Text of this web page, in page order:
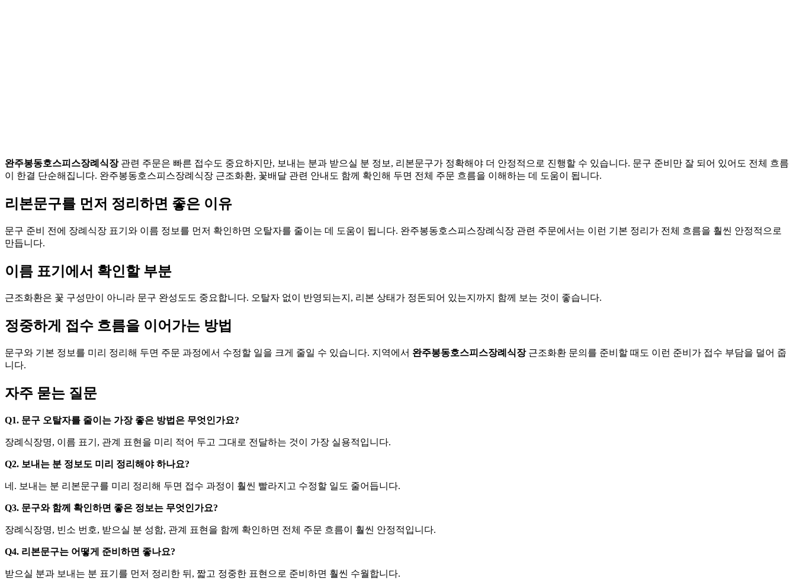
완주봉동호스피스장례식장관련 주문은 빠른 접수도 중요하지만, 보내는 분과 받으실 분 정보, 리본문구가 정확해야 더 안정적으로 진행할 수 있습니다. 문구 준비만 잘 되어 있어도 전체 흐름
이 한결 단순해집니다. 완주봉동호스피스장례식장 근조화환, 꽃배달 관련 안내도 함께 확인해 두면 전체 주문 흐름을 이해하는 데 도움이 됩니다.
리본문구를 먼저 정리하면 좋은 이유
문구 준비 전에 장례식장 표기와 이름 정보를 먼저 확인하면 오탈자를 줄이는 데 도움이 됩니다. 완주봉동호스피스장례식장 관련 주문에서는 이런 기본 정리가 전체 흐름을 훨씬 안정적으로
만듭니다.
이름 표기에서 확인할 부분
근조화환은 꽃 구성만이 아니라 문구 완성도도 중요합니다. 오탈자 없이 반영되는지, 리본 상태가 정돈되어 있는지까지 함께 보는 것이 좋습니다.
정중하게 접수 흐름을 이어가는 방법
문구와 기본 정보를 미리 정리해 두면 주문 과정에서 수정할 일을 크게 줄일 수 있습니다. 지역에서 완주봉동호스피스장례식장근조화환 문의를 준비할 때도 이런 준비가 접수 부담을 덜어 줍
니다.
자주 묻는 질문
Q1. 문구 오탈자를 줄이는 가장 좋은 방법은 무엇인가요?
장례식장명, 이름 표기, 관계 표현을 미리 적어 두고 그대로 전달하는 것이 가장 실용적입니다.
Q2. 보내는 분 정보도 미리 정리해야 하나요?
네. 보내는 분 리본문구를 미리 정리해 두면 접수 과정이 훨씬 빨라지고 수정할 일도 줄어듭니다.
Q3. 문구와 함께 확인하면 좋은 정보는 무엇인가요?
장례식장명, 빈소 번호, 받으실 분 성함, 관계 표현을 함께 확인하면 전체 주문 흐름이 훨씬 안정적입니다.
Q4. 리본문구는 어떻게 준비하면 좋나요?
받으실 분과 보내는 분 표기를 먼저 정리한 뒤, 짧고 정중한 표현으로 준비하면 훨씬 수월합니다.